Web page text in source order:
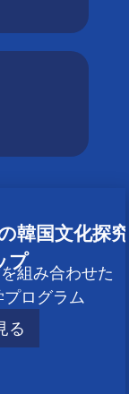
け取る
韓国文化探
プ
組み合わせた
ログラム
る